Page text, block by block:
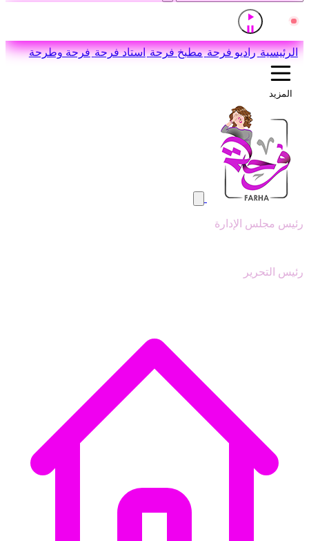
مباشر إذاعة القرآن الكريم من القاهرة
اضغط للاستماع
الرئيسية راديو فرحة مطبخ فرحة استاد فرحة فرحة وطرحة
المزيد
رئيس مجلس الإدارة
رئيس التحرير